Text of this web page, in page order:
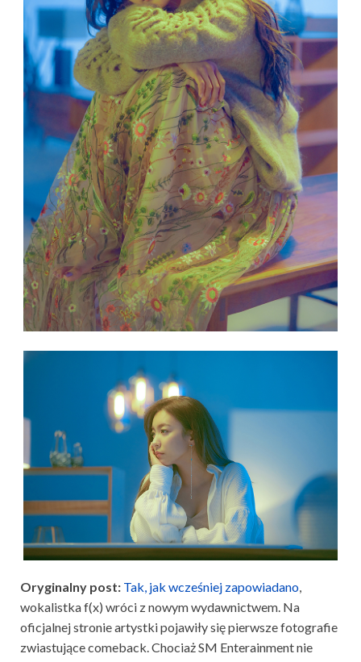
Oryginalny post: Tak, jak wcześniej zapowiadano,
wokalistka f(x) wróci z nowym wydawnictwem. Na
oficjalnej stronie artystki pojawiły się pierwsze fotografie
zwiastujące comeback. Chociaż SM Enterainment nie